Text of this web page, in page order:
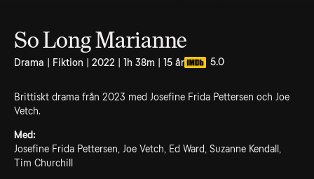
So Long Marianne
Drama | Fiktion | 2022 | 1h 38m | 15 år 5.0
Brittiskt drama från 2023 med Josefine Frida Pettersen och Joe
Vetch.
Med:
Josefine Frida Pettersen, Joe Vetch, Ed Ward, Suzanne Kendall,
Tim Churchill